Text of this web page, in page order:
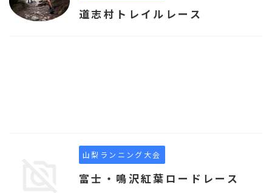
道志村トレイルレース
山梨ランニング大会
富士・鳴沢紅葉ロードレース